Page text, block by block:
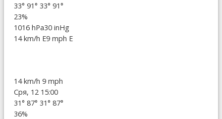
33° 91° 33° 91°
23%
1016 hPa30 inHg
14 km/h E9 mph E
14 km/h 9 mph
Сря, 12 15:00
31° 87° 31° 87°
36%